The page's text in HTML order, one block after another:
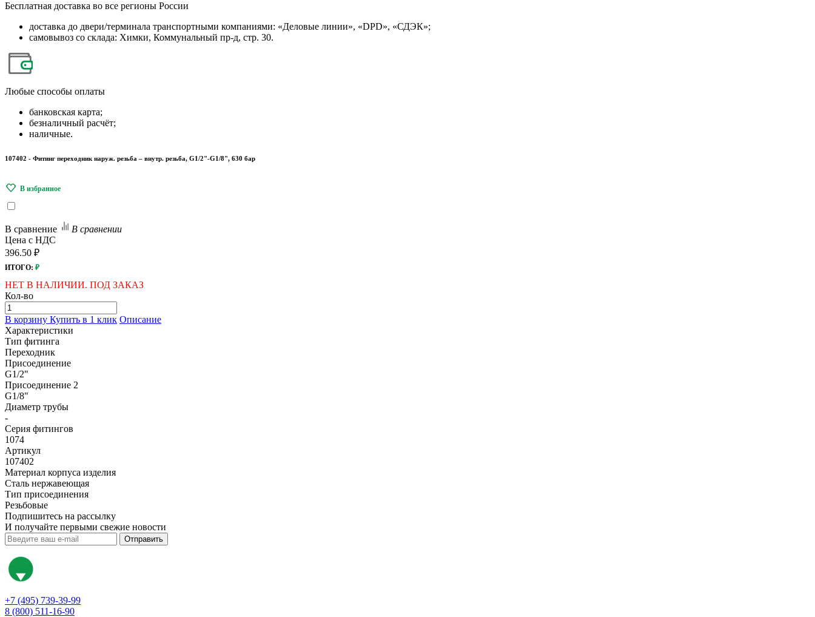
Бесплатная доставка во все регионы России
доставка до двери/терминала транспортными компаниями: «Деловые линии», «DPD», «СДЭК»;
самовывоз со склада: Химки, Коммунальный пр-д, стр. 30.
Любые способы оплаты
банковская карта;
безналичный расчёт;
наличные.
107402 - Фитинг переходник наруж. резьба – внутр. резьба, G1/2"-G1/8", 630 бар
В сравнение
В сравнении
Цена с НДС
396.50 ₽
ИТОГО: ₽
НЕТ В НАЛИЧИИ. ПОД ЗАКАЗ
Кол-во
В корзину Купить в 1 клик Описание
Характеристики
Тип фитинга
Переходник
Присоединение
G1/2"
Присоединение 2
G1/8"
Диаметр трубы
-
Серия фитингов
1074
Артикул
107402
Материал корпуса изделия
Сталь нержавеющая
Тип присоединения
Резьбовые
Подпишитесь на рассылку
И получайте первыми свежие новости
Отправить
+7 (495) 739-39-99
8 (800) 511-16-90